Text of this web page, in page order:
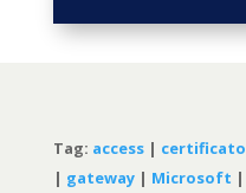
Tag: access| certificato
| gateway| Microsoft |